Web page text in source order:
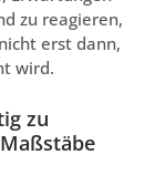
zu reagieren,
erst dann,
wird.
zu